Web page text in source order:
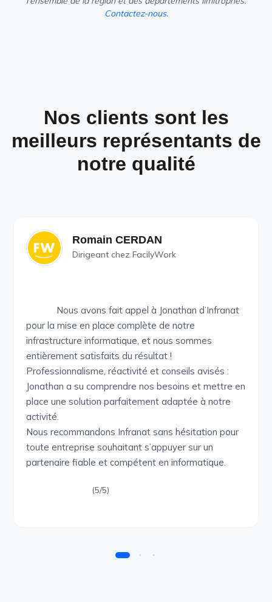
Contactez-nous.
Nos clients sont les
meilleurs représentants de
notre qualité
Romain CERDAN
Dirigeant chez FacilyWork
Nous avons fait appel à Jonathan d’Infranat
pour la mise en place complète de notre
infrastructure informatique, et nous sommes
entièrement satisfaits du résultat !
Professionnalisme, réactivité et conseils avisés :
Jonathan a su comprendre nos besoins et mettre en
place une solution parfaitement adaptée à notre
activité.
Nous recommandons Infranat sans hésitation pour
toute entreprise souhaitant s’appuyer sur un
partenaire fiable et compétent en informatique.
(5/5)